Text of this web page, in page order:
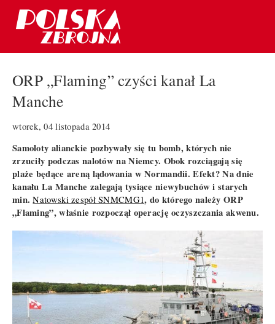
ORP „Flaming” czyści kanał La
Manche
wtorek, 04 listopada 2014
Samoloty alianckie pozbywały się tu bomb, których nie
zrzuciły podczas nalotów na Niemcy. Obok rozciągają się
plaże będące areną lądowania w Normandii. Efekt? Na dnie
kanału La Manche zalegają tysiące niewybuchów i starych
min.Natowski zespół SNMCMG1, do którego należy ORP
„Flaming”, właśnie rozpoczął operację oczyszczania akwenu.